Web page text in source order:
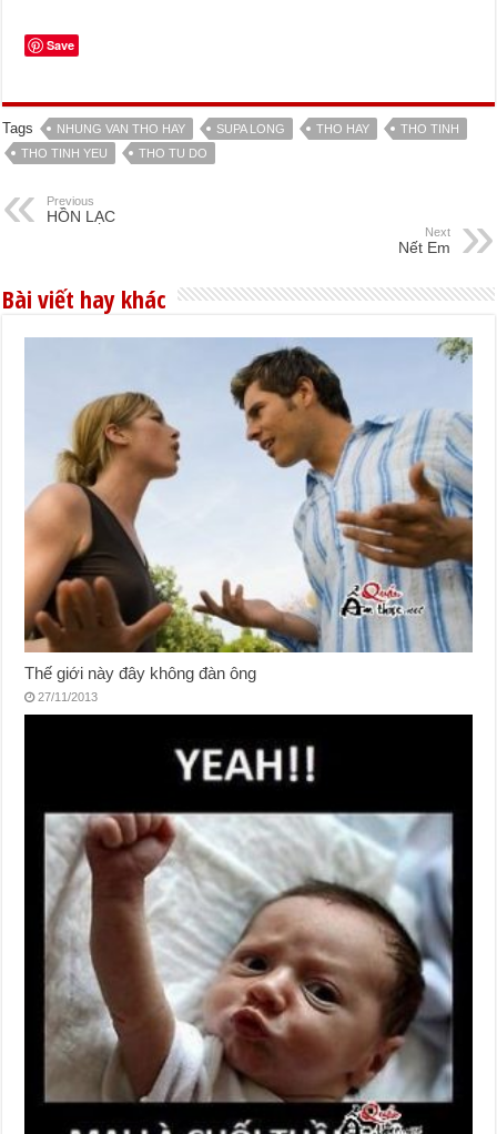
Save
Tags NHUNG VAN THO HAY SUPA LONG THO HAY
THO TINH
THO TINH YEU
THO TU DO
Previous
HỒN LẠC
Next
Nết Em
Bài viết hay khác
Thế giới này đây không đàn ông
27/11/2013